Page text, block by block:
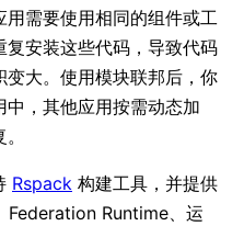
需要使用相同的组件或工
安装这些代码，导致代码
大。使用模块联邦后，你
，其他应用按需动态加
Rspack 构建工具，并提供
Federation Runtime、运